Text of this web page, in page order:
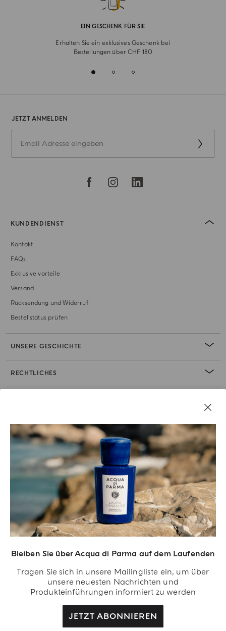
Bleiben Sie über Acqua di Parma auf dem Laufenden
Tragen Sie sich in unsere Mailingliste ein, um über
unsere neuesten Nachrichten und
Produkteinführungen informiert zu werden
JETZT ABONNIEREN
EIN GESCHENK FÜR SIE
Erhalten Sie ein exklusives Geschenk bei
Bestellungen über CHF 180
JETZT ANMELDEN
KUNDENDIENST
Kontakt
FAQs
Exklusive vorteile
Versand
Rücksendung und Widerruf
Bestellstatus prüfen
UNSERE GESCHICHTE
RECHTLICHES
Acqua Di Parma S.r.l., mit einem Kapital von 420 000,00 € registriert im
Handelsregister von Mailand unter der Nummer IT04215670375 mit Sitz in Via
Giovanni Spadolini 7 Gebäude B 20141 Milano, Italien.